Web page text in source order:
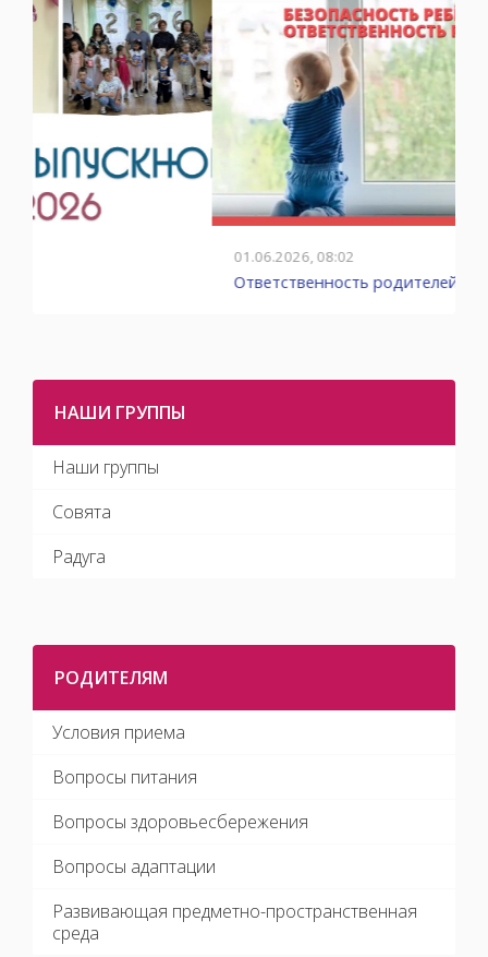
Ответственность родителей
НАШИ ГРУППЫ
Наши группы
Совята
Радуга
РОДИТЕЛЯМ
Условия приема
Вопросы питания
Вопросы здоровьесбережения
Вопросы адаптации
Развивающая предметно-пространственная
среда